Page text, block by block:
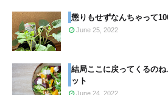
懲りもせずなんちゃって
June 25, 2022
結局ここに戻ってくるの
ット
June 24, 2022